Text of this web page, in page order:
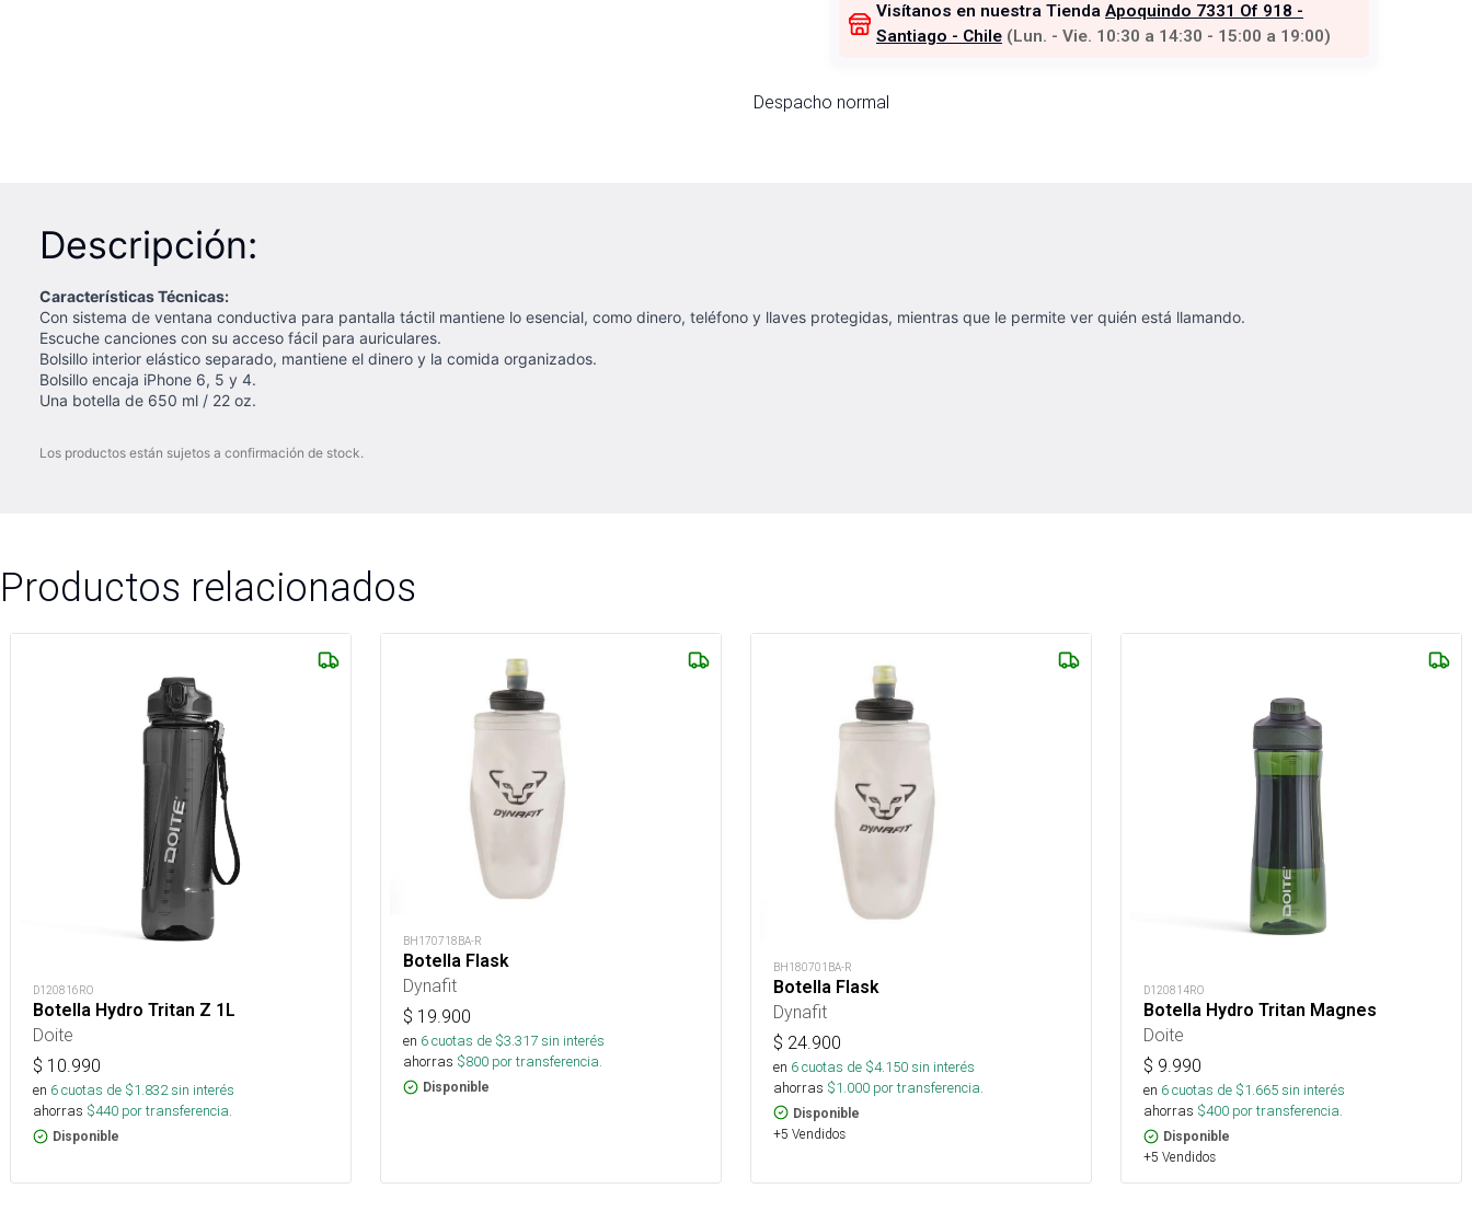
Visítanos en nuestra Tienda Apoquindo 7331 Of 918 -
Santiago - Chile (Lun. - Vie. 10:30 a 14:30 - 15:00 a 19:00)
Despacho normal
Descripción:
Características Técnicas:
Con sistema de ventana conductiva para pantalla táctil mantiene lo esencial, como dinero, teléfono y llaves protegidas, mientras que le permite ver quién está llamando.
Escuche canciones con su acceso fácil para auriculares.
Bolsillo interior elástico separado, mantiene el dinero y la comida organizados.
Bolsillo encaja iPhone 6, 5 y 4.
Una botella de 650 ml / 22 oz.
Los productos están sujetos a confirmación de stock.
Productos relacionados
D120816RO
Botella Hydro Tritan Z 1L
Doite
$ 10.990
en 6cuotas de $1.832sin interés
ahorras $440 por transferencia.
Disponible
BH170718BA-R
Botella Flask
Dynafit
$ 19.900
en 6cuotas de $3.317sin interés
ahorras $800 por transferencia.
Disponible
BH180701BA-R
Botella Flask
Dynafit
$ 24.900
en 6cuotas de $4.150sin interés
ahorras $1.000 por transferencia.
Disponible
+5 Vendidos
D120814RO
Botella Hydro Tritan Magnes
Doite
$ 9.990
en 6cuotas de $1.665sin interés
ahorras $400 por transferencia.
Disponible
+5 Vendidos